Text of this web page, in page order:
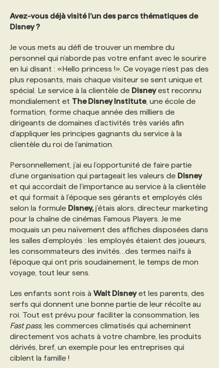
FAQ
ANNONCEZ AVEC NOUS
Avez-vous déjà visité l’un des parcs thématiques de
Disney ?
Je vous mets au défi de trouver un membre du
personnel qui n’aborde pas votre enfant avec le sourire
en lui disant : «Hello princess !». Ce voyage n’est pas des
plus reposants, mais chaque visiteur se sent unique et
spécial. Le service à la clientèle de Disneyest reconnu
mondialement et The Disney Institute, une école de
formation, forme chaque année des milliers de
dirigeants de domaines d’activités très variés afin
d’appliquer les principes gagnants du service à la
clientèle du roi de l’animation.
Personnellement, j’ai eu l’opportunité de faire partie
d’une organisation qui partageait les valeurs de Disney
et qui accordait de l’importance au service à la clientèle
et qui formait à l’époque ses gérants et employés clés
selon la formule Disney,j’étais alors, directeur marketing
pour la chaîne de cinémas Famous Players. Je me
moquais un peu naïvement des affiches disposées dans
les salles d’employés : les employés étaient des joueurs,
les consommateurs des invités…des termes naïfs à
l’époque qui ont pris soudainement, le temps de mon
voyage, tout leur sens.
Les enfants sont rois à Walt Disneyet les parents, des
serfs qui donnent une bonne partie de leur récolte au
roi. Tout est prévu pour faciliter la consommation, les
Fast pass, les commerces climatisés qui acheminent
directement vos achats à votre chambre, les produits
dérivés, bref, un exemple pour les entreprises qui
ciblent la famille !